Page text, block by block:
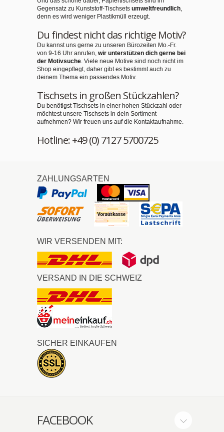
Gegensatz zu Kunststoff-Tischsets umweltfreundlich,
denn es wird weniger Plastikmüll erzeugt.
Du findest nicht das richtige Motiv?
Du kannst uns gerne zu unseren Bürozeiten Mo.-Fr.
von 9-16 Uhr anrufen, wir unterstützen dich gerne bei
der Motivsuche. Viele neue Motive sind noch nicht im
Shop eingepflegt, daher gibt es bestimmt auch zu
deinem Thema ein passendes Motiv.
Tischsets in großen Stückzahlen?
Du benötigst Tischsets in einer hohen Stückzahl oder
möchtest unsere Tischsets in dein Sortiment
aufnehmen? Wir freuen uns auf die Kontaktaufnahme.
Hotline: +49 (0) 7127 5700725
ZAHLUNGSARTEN
WIR VERSENDEN MIT:
VERSAND IN DIE SCHWEIZ
SICHER EINKAUFEN
FACEBOOK